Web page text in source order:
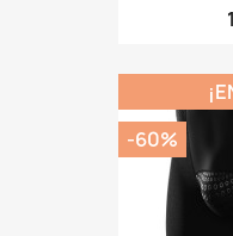
-60%